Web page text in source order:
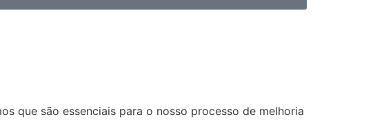
que são essenciais para o nosso processo de melhoria